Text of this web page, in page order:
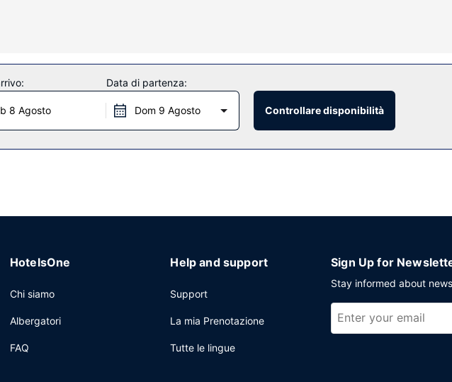
I comfort includono casseforti e microonde, mentre le pulizie sono eseguite tutti i giorni.
È inclusa la colazione gratuita.
8 Agosto
Data di partenza:
Dom 9 Agosto Controllare disponibilità
HotelsOne
Chi siamo
Albergatori
FAQ
Help and support
Support
La mia Prenotazione
Tutte le lingue
Sign Up for
Stay informed about